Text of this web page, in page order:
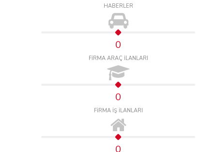
HABERLER
0
FİRMA ARAÇ İLANLARI
0
FİRMA İŞ İLANLARI